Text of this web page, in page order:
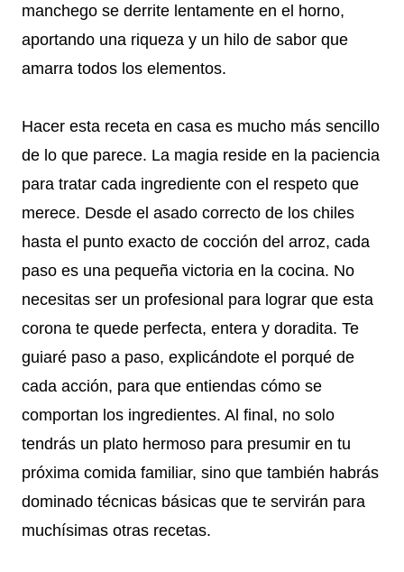
manchego se derrite lentamente en el horno,
aportando una riqueza y un hilo de sabor que
amarra todos los elementos.
Hacer esta receta en casa es mucho más sencillo
de lo que parece. La magia reside en la paciencia
para tratar cada ingrediente con el respeto que
merece. Desde el asado correcto de los chiles
hasta el punto exacto de cocción del arroz, cada
paso es una pequeña victoria en la cocina. No
necesitas ser un profesional para lograr que esta
corona te quede perfecta, entera y doradita. Te
guiaré paso a paso, explicándote el porqué de
cada acción, para que entiendas cómo se
comportan los ingredientes. Al final, no solo
tendrás un plato hermoso para presumir en tu
próxima comida familiar, sino que también habrás
dominado técnicas básicas que te servirán para
muchísimas otras recetas.